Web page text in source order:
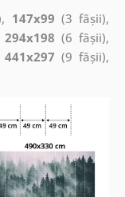
147x99 (3 fâșii),
294x198 (6 fâșii),
441x297 (9 fâșii),